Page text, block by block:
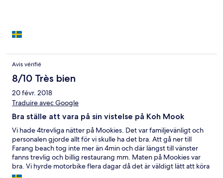
Avis vérifié
8/10 Très bien
20 févr. 2018
Traduire avec Google
Bra ställe att vara på sin vistelse på Koh Mook
Vi hade 4trevliga nätter på Mookies. Det var familjevänligt och
personalen gjorde allt för vi skulle ha det bra. Att gå ner till
Farang beach tog inte mer än 4min och där längst till vänster
fanns trevlig och billig restaurang mm. Maten på Mookies var
bra. Vi hyrde motorbike flera dagar då det är väldigt lätt att köra
på ön. Vi fick punktering på vår motorbike utanför en restaurang